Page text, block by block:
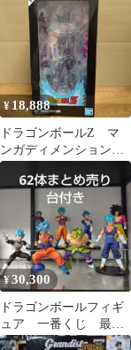
¥ 18,888
ドラゴンボールZ マ
ンガディメンション
ズ バーダック
¥30,300
ドラゴンボールフィギ
ュア 一番くじ 最高
レベルの決戦編 超孫